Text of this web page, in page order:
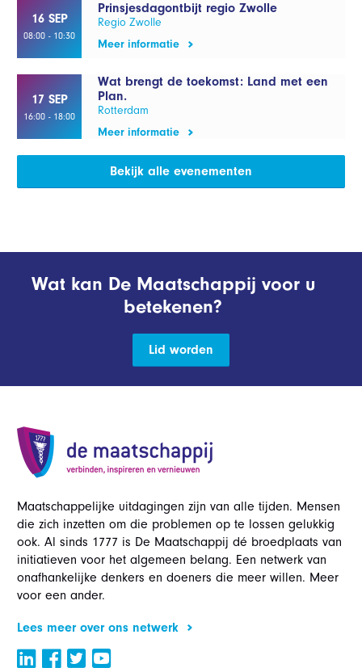
16 SEP
08:00 - 10:30
Prinsjesdagontbijt regio Zwolle
Regio Zwolle
Meer informatie
17 SEP
16:00 - 18:00
Wat brengt de toekomst: Land met een
Plan.
Rotterdam
Meer informatie
Bekijk alle evenementen
Wat kan De Maatschappij voor u
betekenen?
Lid worden
Maatschappelijke uitdagingen zijn van alle tijden. Mensen
die zich inzetten om die problemen op te lossen gelukkig
ook. Al sinds 1777 is De Maatschappij dé broedplaats van
initiatieven voor het algemeen belang. Een netwerk van
onafhankelijke denkers en doeners die meer willen. Meer
voor een ander.
Lees meer over ons netwerk